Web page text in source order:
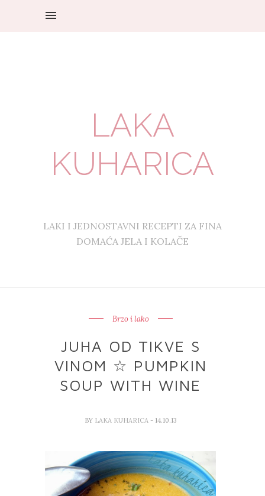
LAKA
KUHARICA
LAKI I JEDNOSTAVNI RECEPTI ZA FINA
DOMAĆA JELA I KOLAČE
Brzo i lako
JUHA OD TIKVE S
VINOM ☆ PUMPKIN
SOUP WITH WINE
BY LAKA KUHARICA - 14.10.13